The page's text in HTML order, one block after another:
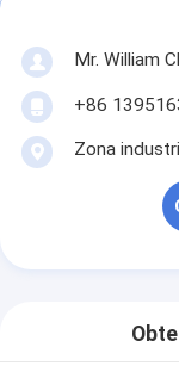
Mr. William
+86
Zona